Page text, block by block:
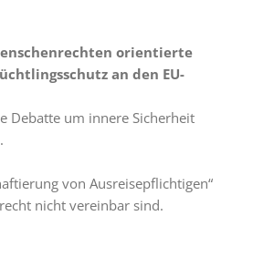
orientierte
an den EU-
Debatte um innere Sicherheit
von Ausreisepflichtigen“
nicht vereinbar sind.